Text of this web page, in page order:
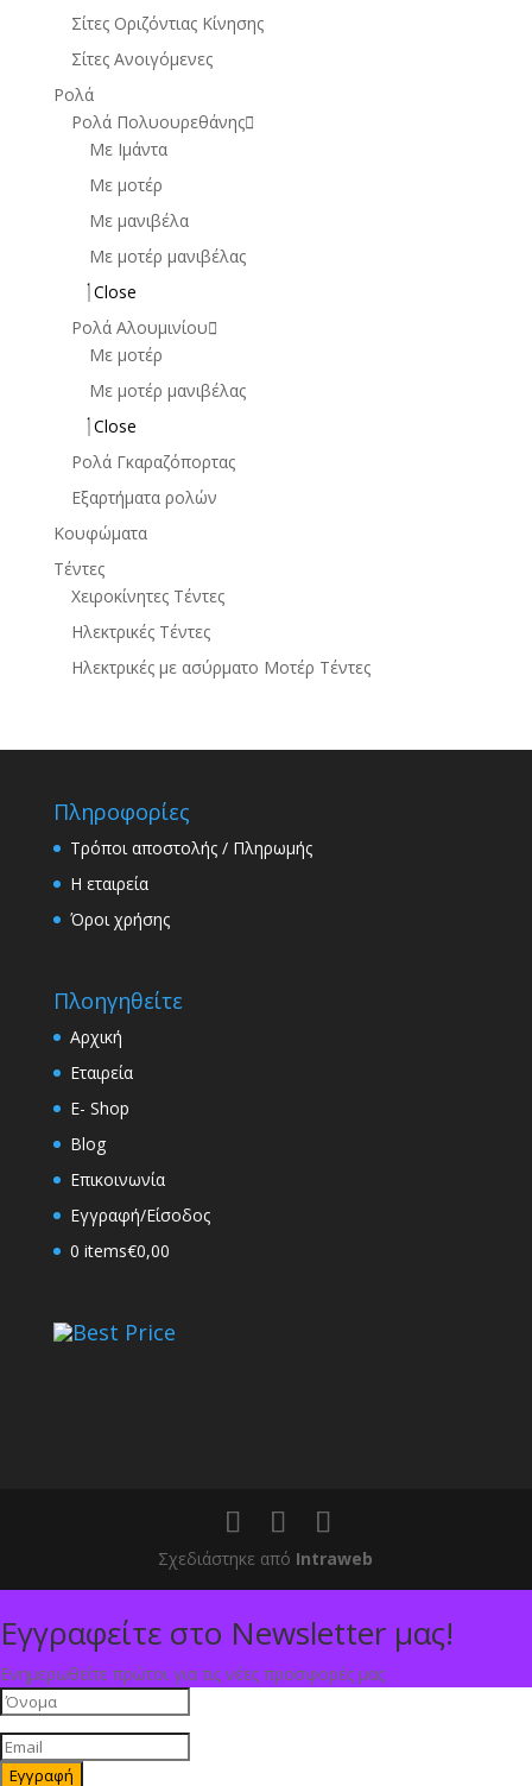
Σίτες Οριζόντιας Κίνησης
Σίτες Ανοιγόμενες
Ρολά
Ρολά Πολυουρεθάνης
Με Ιμάντα
Με μοτέρ
Με μανιβέλα
Με μοτέρ μανιβέλας
Close
Ρολά Αλουμινίου
Με μοτέρ
Με μοτέρ μανιβέλας
Close
Ρολά Γκαραζόπορτας
Εξαρτήματα ρολών
Κουφώματα
Τέντες
Χειροκίνητες Τέντες
Ηλεκτρικές Τέντες
Ηλεκτρικές με ασύρματο Μοτέρ Τέντες
Πληροφορίες
Τρόποι αποστολής / Πληρωμής
Η εταιρεία
Όροι χρήσης
Πλοηγηθείτε
Αρχική
Εταιρεία
E- Shop
Blog
Επικοινωνία
Εγγραφή/Είσοδος
0 items€0,00
Best Price
Σχεδιάστηκε από Intraweb
Εγγραφείτε στο Newsletter μας!
Ενημερωθείτε πρώτοι για τις νέες προσφορές μας
Εγγραφή